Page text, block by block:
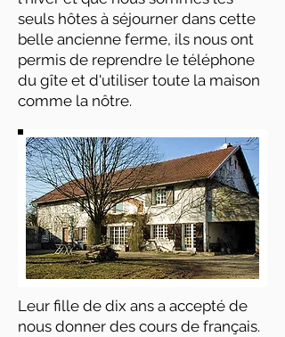
seuls hôtes à séjourner dans cette
belle ancienne ferme, ils nous ont
permis de reprendre le téléphone
du gîte et d'utiliser toute la maison
comme la nôtre.
Leur fille de dix ans a accepté de
nous donner des cours de français.